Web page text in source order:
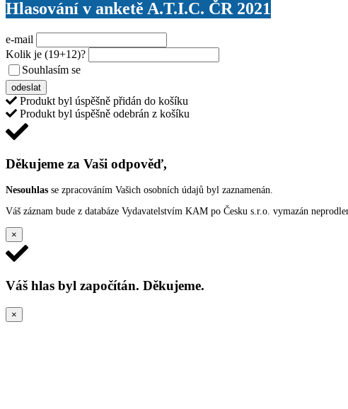
Hlasování v anketě A.T.I.C. ČR 2021
e-mail
Kolik je (19+12)?
Souhlasím se
odeslat
Produkt byl úspěšně přidán do košíku
Produkt byl úspěšně odebrán z košíku
Děkujeme za Vaši odpověď,
Nesouhlas se zpracováním Vašich osobních údajů byl zaznamenán.
Váš záznam bude z databáze Vydavatelstvím KAM po Česku s.r.o. vymazán
×
Váš hlas byl započítán. Děkujeme.
×